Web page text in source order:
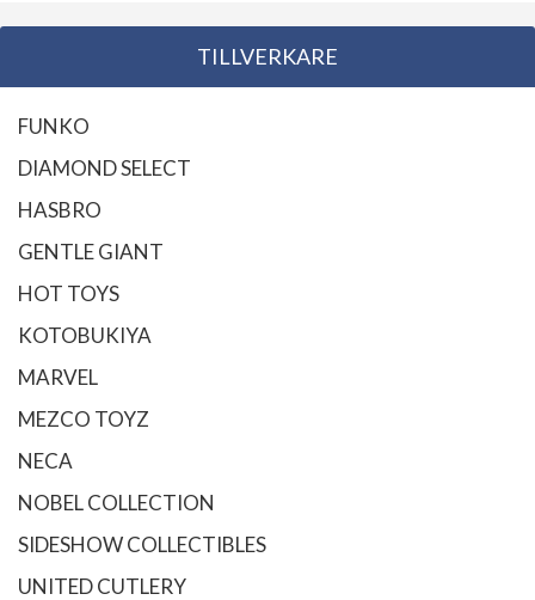
TILLVERKARE
FUNKO
DIAMOND SELECT
HASBRO
GENTLE GIANT
HOT TOYS
KOTOBUKIYA
MARVEL
MEZCO TOYZ
NECA
NOBEL COLLECTION
SIDESHOW COLLECTIBLES
UNITED CUTLERY